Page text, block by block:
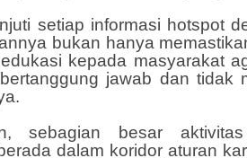
setiap informasi hotspot
bukan hanya
kepada masyarakat
jawab dan tidak
sebagian besar
dalam koridor aturan